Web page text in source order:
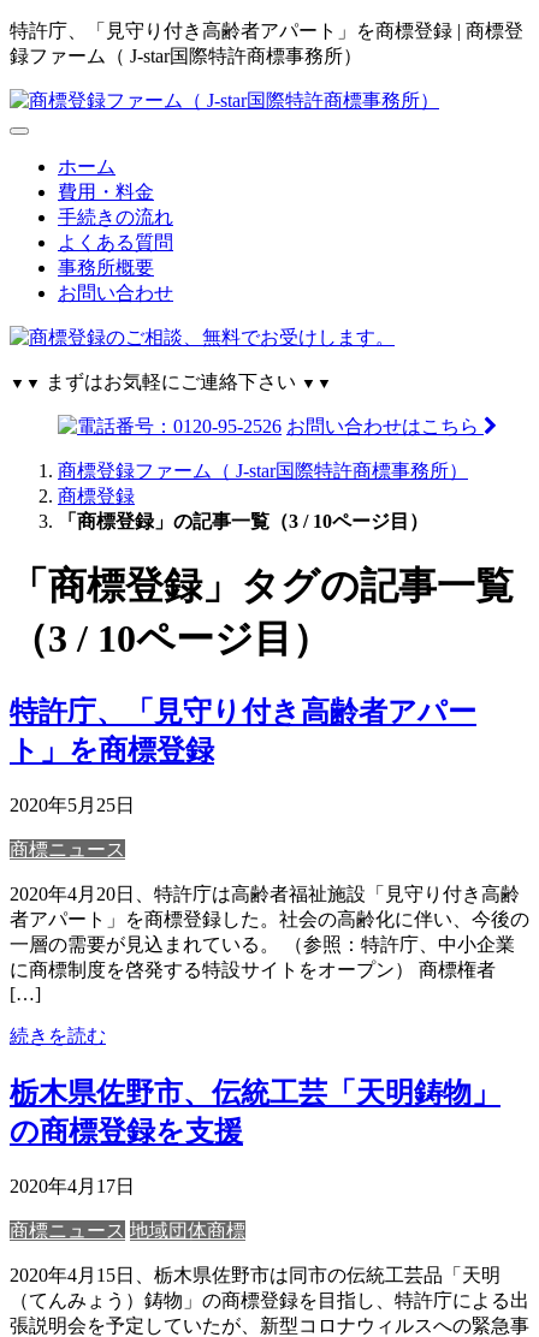
特許庁、「見守り付き高齢者アパート」を商標登録 | 商標登
録ファーム（ J-star国際特許商標事務所）
ホーム
費用・料金
手続きの流れ
よくある質問
事務所概要
お問い合わせ
▼▼ まずはお気軽にご連絡下さい ▼▼
お問い合わせはこちら
商標登録ファーム（ J-star国際特許商標事務所）
商標登録
「商標登録」の記事一覧（3 / 10ページ目）
「商標登録」タグの記事一覧
（3 / 10ページ目）
特許庁、「見守り付き高齢者アパー
ト」を商標登録
2020年5月25日
商標ニュース
2020年4月20日、特許庁は高齢者福祉施設「見守り付き高齢
者アパート」を商標登録した。社会の高齢化に伴い、今後の
一層の需要が見込まれている。 （参照：特許庁、中小企業
に商標制度を啓発する特設サイトをオープン） 商標権者
[…]
続きを読む
栃木県佐野市、伝統工芸「天明鋳物」
の商標登録を支援
2020年4月17日
商標ニュース 地域団体商標
2020年4月15日、栃木県佐野市は同市の伝統工芸品「天明
（てんみょう）鋳物」の商標登録を目指し、特許庁による出
張説明会を予定していたが、新型コロナウィルスへの緊急事